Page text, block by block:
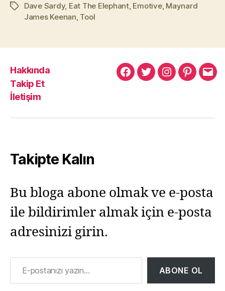
EtiketlerDave Sardy, Eat The Elephant, Emotive, Maynard
James Keenan Tool
Hakkında
Takip Et
İletişim
MuratMuratMuratPinterest
Takipte Kalın
Bu bloga abone olmak ve e-posta
ile bildirimler almak için e-posta
adresinizi girin.
E-postanızı yazın…
ABONE OL